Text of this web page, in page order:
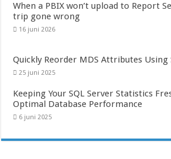
When a PBIX won’t upload to Report
trip gone wrong
16 juni 2026
Quickly Reorder MDS Attributes Using
25 juni 2025
Keeping Your SQL Server Statistics
Optimal Database Performance
6 juni 2025